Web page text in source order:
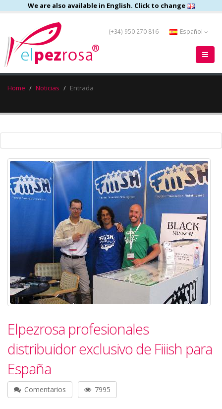
We are also available in English. Click to change
(+34) 950 270 816 Español
Home Noticias Entrada
Elpezrosa profesionales
distribuidor exclusivo de Fiiish para
España
Comentarios 7995